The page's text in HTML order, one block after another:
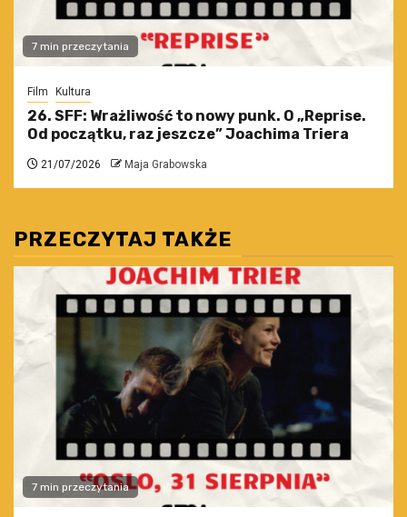
7 min przeczytania
Film Kultura
26. SFF: Wrażliwość to nowy punk. O „Reprise.
Od początku, raz jeszcze” Joachima Triera
21/07/2026 Maja Grabowska
PRZECZYTAJ TAKŻE
7 min przeczytania